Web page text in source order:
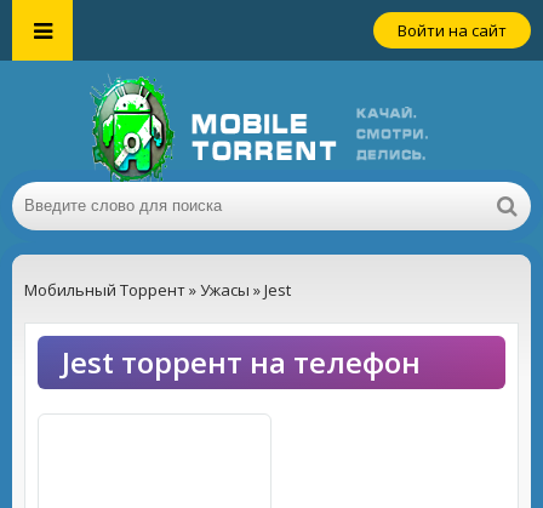
Войти на сайт
Мобильный Торрент»Ужасы » Jest
Jest торрент на телефон